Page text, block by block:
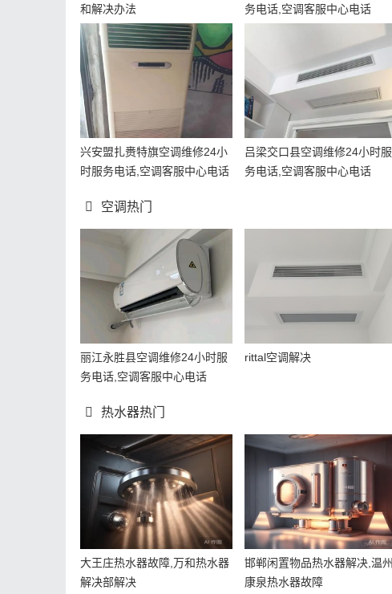
和解决办法
务电话,空调客服中心电话
兴安盟扎赉特旗空调维修24小
时服务电话,空调客服中心电话
吕梁交口县空调维修24小时服
务电话,空调客服中心电话
空调热门
丽江永胜县空调维修24小时服
务电话,空调客服中心电话
rittal空调解决
热水器热门
大王庄热水器故障,万和热水器
解决部解决
邯郸闲置物品热水器解决,温州
康泉热水器故障